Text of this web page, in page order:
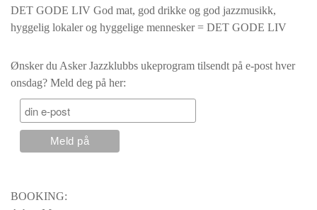
DET GODE LIV God mat, god drikke og god jazzmusikk,
hyggelig lokaler og hyggelige mennesker = DET GODE LIV
Ønsker du Asker Jazzklubbs ukeprogram tilsendt på e-post hver
onsdag? Meld deg på her:
BOOKING: